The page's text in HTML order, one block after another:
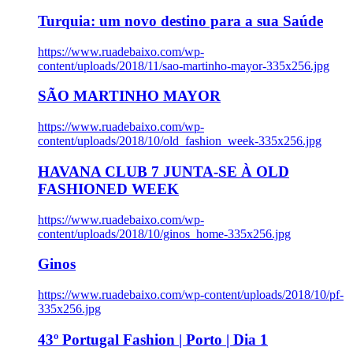
Turquia: um novo destino para a sua Saúde
https://www.ruadebaixo.com/wp-
content/uploads/2018/11/sao-martinho-mayor-335x256.jpg
SÃO MARTINHO MAYOR
https://www.ruadebaixo.com/wp-
content/uploads/2018/10/old_fashion_week-335x256.jpg
HAVANA CLUB 7 JUNTA-SE À OLD
FASHIONED WEEK
https://www.ruadebaixo.com/wp-
content/uploads/2018/10/ginos_home-335x256.jpg
Ginos
https://www.ruadebaixo.com/wp-content/uploads/2018/10/pf-
335x256.jpg
43º Portugal Fashion | Porto | Dia 1